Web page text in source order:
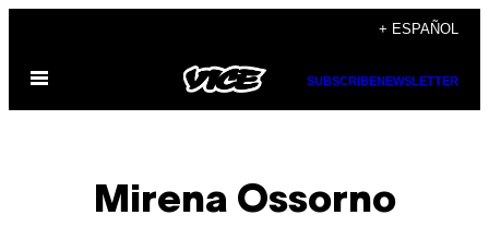
contenido
+ ESPAÑOL
Abrir
SUBSCRIBENEWSLETTER
Mirena Ossorno